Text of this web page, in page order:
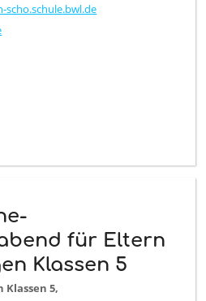
scho.schule.bwl.de
für Eltern
Klassen 5
5,